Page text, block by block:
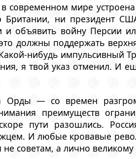
современном мире
Британии, ни президент
и объявить войну Персии
должны поддержать
нибудь импульсивный
я твой указ отменил. И
Орды — со времен
преимуществ
пути разошлись.
И любые кровавые
не советам, а лично